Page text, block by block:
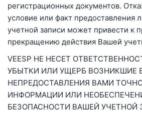
регистрационных документов.
условие или факт предоставления
учетной записи может привести к
прекращению действия Вашей
VEESP НЕ НЕСЕТ
УБЫТКИ ИЛИ УЩЕРБ ВОЗНИКШИЕ
НЕПРЕДОСТАВЛЕНИЯ ВАМИ
ИНФОРМАЦИИ ИЛИ
БЕЗОПАСНОСТИ ВАШЕЙ УЧЕТНОЙ